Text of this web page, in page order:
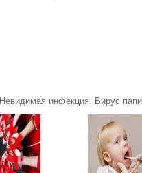
Невидимая инфекция. Вирус